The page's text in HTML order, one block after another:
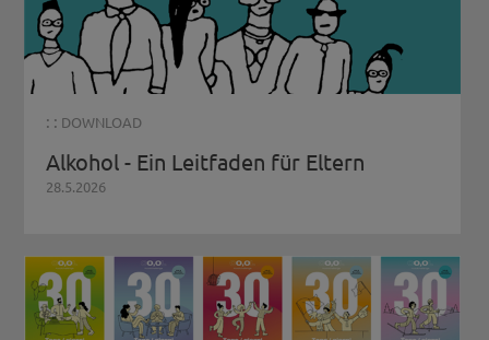
: : DOWNLOAD
Alkohol - Ein Leitfaden für Eltern
28.5.2026